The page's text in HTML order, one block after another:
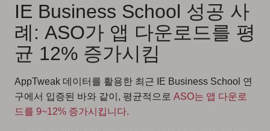
IE Business School 성공 사
례: ASO가 앱 다운로드를 평
균 12% 증가시킴
AppTweak 데이터를 활용한 최근 IE Business School 연
구에서 입증된 바와 같이, 평균적으로 ASO는 앱 다운로
드를 9~12% 증가시킵니다.